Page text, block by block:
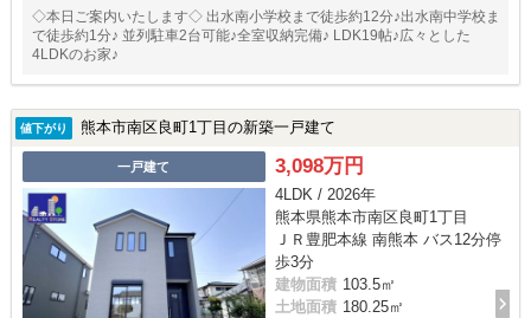
◇本日ご案内いたします◇ 出水南小学校まで徒歩約12分♪出水南中学校ま
で徒歩約1分♪ 並列駐車2台可能♪全室収納完備♪ LDK19帖♪広々とした
4LDKのお家♪
値下がり 熊本市南区良町1丁目の新築一戸建て
一戸建て 3,098万円
4LDK / 2026年
熊本県熊本市南区良町1丁目
ＪＲ豊肥本線 南熊本 バス12分停
歩3分
建物面積 103.5㎡
土地面積 180.25㎡